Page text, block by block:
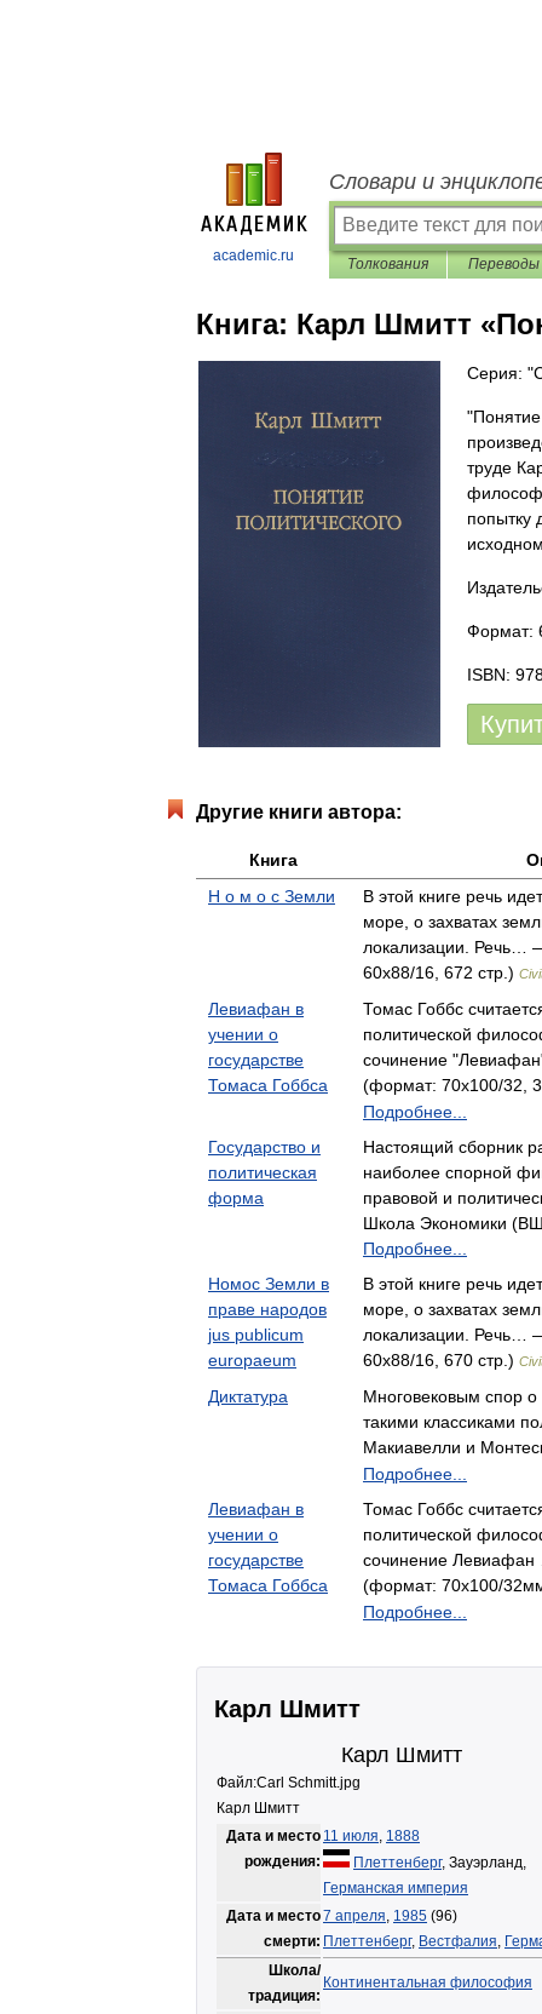
academic.ru
Словари и
Толкования Переводы
Книга: Карл Шмитт
Серия:
труде
попытку
Формат:
ISBN:
Другие книги автора:
Книга
Н o м o с Земли
В этой книге речь
море, о захватах
локализации. Речь…
60x88/16, 672 стр.)
Левиафан в
учении о
государстве
Томаса Гоббса
Томас Гоббс
политической
сочинение
(формат: 70x100/32,
Подробнее...
Государство и
политическая
форма
Настоящий сборник
наиболее спорной
правовой и
Школа Экономики
Подробнее...
Номос Земли в
праве народов
jus publicum
europaeum
В этой книге речь
море, о захватах
локализации. Речь…
60x88/16, 670 стр.)
Диктатура
Многовековым спор
такими классиками
Макиавелли и
Подробнее...
Левиафан в
учении о
государстве
Томаса Гоббса
Томас Гоббс
политической
сочинение
(формат: 70x100/
Подробнее...
Карл Шмитт
Карл Шмитт
Файл:Carl Schmitt.jpg
Карл Шмитт
Дата и место
рождения:
11 июля, 1888
Плеттенберг, Зауэрланд,
Германская империя
Дата и место
смерти:
7 апреля, 1985 (96)
Плеттенберг, Вестфалия,
Школа/
традиция:
Континентальная философия